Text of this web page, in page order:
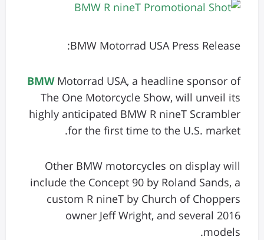
BMW Motorrad USA Press Release:
BMWMotorrad USA, a headline sponsor of
The One Motorcycle Show, will unveil its
highly anticipated BMW R nineT Scrambler
for the first time to the U.S. market.
Other BMW motorcycles on display will
include the Concept 90 by Roland Sands, a
custom R nineT by Church of Choppers
owner Jeff Wright, and several 2016
models.